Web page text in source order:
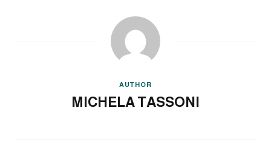
AUTHOR
MICHELA TASSONI